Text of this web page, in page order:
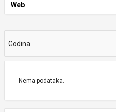
Web
Godina
Nema podataka.